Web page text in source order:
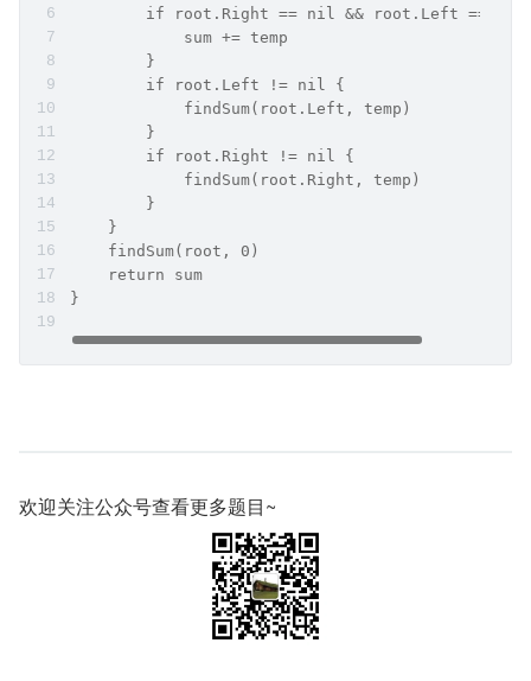
if root.Right == nil && root.Left == nil
            sum += temp
        }
        if root.Left != nil {
            findSum(root.Left, temp)
        }
        if root.Right != nil {
            findSum(root.Right, temp)
        }
    }
    findSum(root, 0)
    return sum
}
欢迎关注公众号查看更多题目~